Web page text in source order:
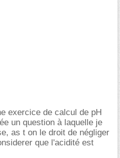
exercice de calcul de pH
un question à laquelle je
as t on le droit de négliger
que l'acidité est